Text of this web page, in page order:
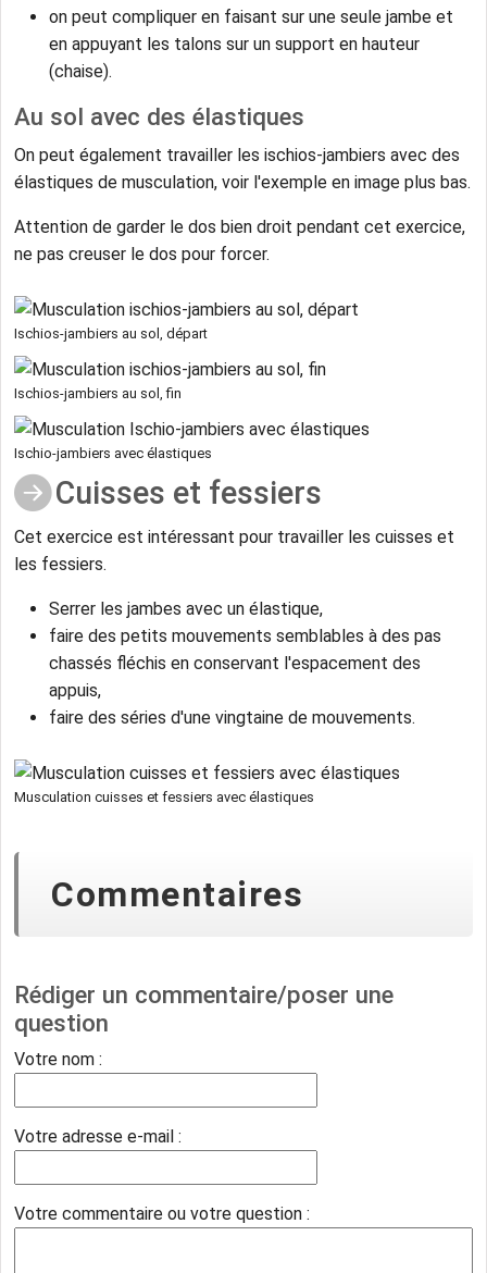
on peut compliquer en faisant sur une seule jambe et
en appuyant les talons sur un support en hauteur
(chaise).
Au sol avec des élastiques
On peut également travailler les ischios-jambiers avec des
élastiques de musculation, voir l'exemple en image plus bas.
Attention de garder le dos bien droit pendant cet exercice,
ne pas creuser le dos pour forcer.
Ischios-jambiers au sol, départ
Ischios-jambiers au sol, fin
Ischio-jambiers avec élastiques
Cuisses et fessiers
Cet exercice est intéressant pour travailler les cuisses et
les fessiers.
Serrer les jambes avec un élastique,
faire des petits mouvements semblables à des pas
chassés fléchis en conservant l'espacement des
appuis,
faire des séries d'une vingtaine de mouvements.
Musculation cuisses et fessiers avec élastiques
Commentaires
Rédiger un commentaire/poser une
question
Votre nom :
Votre adresse e-mail :
Votre commentaire ou votre question :